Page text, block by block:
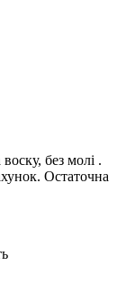
без молі .
Остаточна